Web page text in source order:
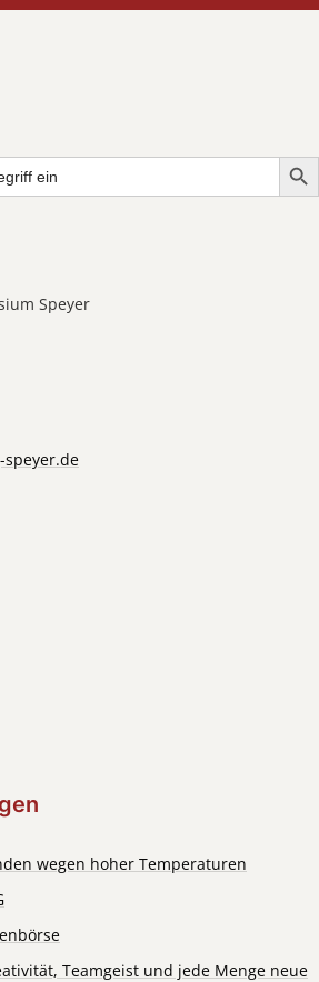
Speyer
speyer.de
wegen hoher Temperaturen
Teamgeist und jede Menge neue